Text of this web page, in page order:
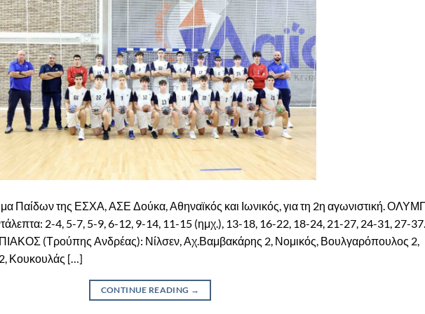
Παίδων της ΕΣΧΑ, ΑΣΕ Δούκα, Αθηναϊκός και Ιωνικός, για τη 2η αγωνιστική.
2-4, 5-7, 5-9, 6-12, 9-14, 11-15 (ημχ.), 13-18, 16-22, 18-24, 21-27, 24-31, 27-37.
(Τρούπης Ανδρέας): Νίλσεν, Αχ.Βαμβακάρης 2, Νομικός, Βουλγαρόπουλος 2,
Κουκουλάς […]
CONTINUE READING →